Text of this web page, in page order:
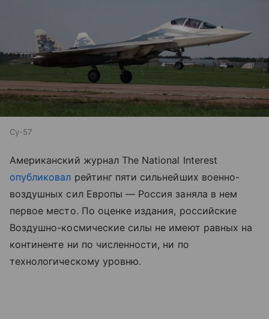
Су-57
Американский журнал The National Interest
опубликовал рейтинг пяти сильнейших военно-
воздушных сил Европы — Россия заняла в нем
первое место. По оценке издания, российские
Воздушно-космические силы не имеют равных на
континенте ни по численности, ни по
технологическому уровню.